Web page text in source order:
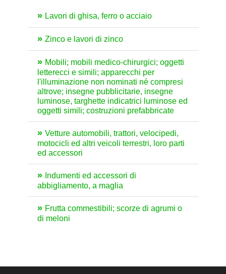
Lavori di ghisa, ferro o acciaio
Zinco e lavori di zinco
Mobili; mobili medico-chirurgici; oggetti
letterecci e simili; apparecchi per
l'illuminazione non nominati né compresi
altrove; insegne pubblicitarie, insegne
luminose, targhette indicatrici luminose ed
oggetti simili; costruzioni prefabbricate
Vetture automobili, trattori, velocipedi,
motocicli ed altri veicoli terrestri, loro parti
ed accessori
Indumenti ed accessori di
abbigliamento, a maglia
Frutta commestibili; scorze di agrumi o
di meloni